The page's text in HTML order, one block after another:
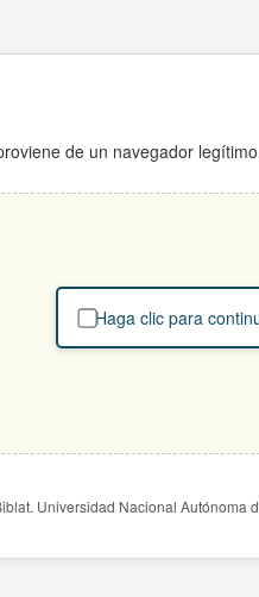
de un navegador
Haga clic para
Universidad Nacional Autónoma